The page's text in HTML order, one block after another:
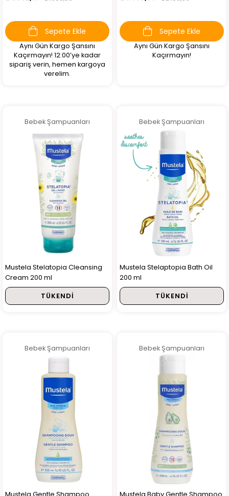
Sepete Ekle
Aynı Gün Kargo Şansını
Kaçırmayın! 12:00’ye kadar
sipariş verin, hemen kargoya
verelim.
Konak Önleyici Şampuan 200
Sepete Ekle
Aynı Gün Kargo Şansını
Kaçırmayın!
Bebek Şampuanları
Mustela Stelatopia Cleansing
Cream 200 ml
TÜKENDI
Bebek Şampuanları
Mustela Stelaptopia Bath Oil
200 ml
TÜKENDI
Bebek Şampuanları Bebek Şampuanları